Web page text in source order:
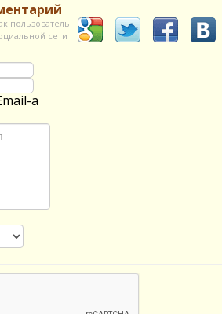
пользователь
сети
а